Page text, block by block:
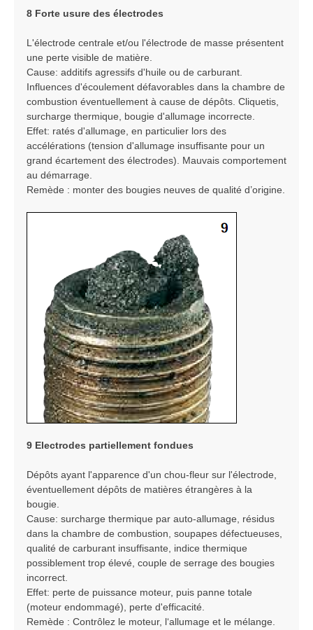
8 Forte usure des électrodes
L'électrode centrale et/ou l'électrode de masse présentent
une perte visible de matière.
Cause: additifs agressifs d'huile ou de carburant.
Influences d'écoulement défavorables dans la chambre de
combustion éventuellement à cause de dépôts. Cliquetis,
surcharge thermique, bougie d'allumage incorrecte.
Effet: ratés d'allumage, en particulier lors des
accélérations (tension d'allumage insuffisante pour un
grand écartement des électrodes). Mauvais comportement
au démarrage.
Remède : monter des bougies neuves de qualité d’origine.
9 Electrodes partiellement fondues
Dépôts ayant l'apparence d'un chou-fleur sur l'électrode,
éventuellement dépôts de matières étrangères à la
bougie.
Cause: surcharge thermique par auto-allumage, résidus
dans la chambre de combustion, soupapes défectueuses,
qualité de carburant insuffisante, indice thermique
possiblement trop élevé, couple de serrage des bougies
incorrect.
Effet: perte de puissance moteur, puis panne totale
(moteur endommagé), perte d'efficacité.
Remède : Contrôlez le moteur, l‘allumage et le mélange.